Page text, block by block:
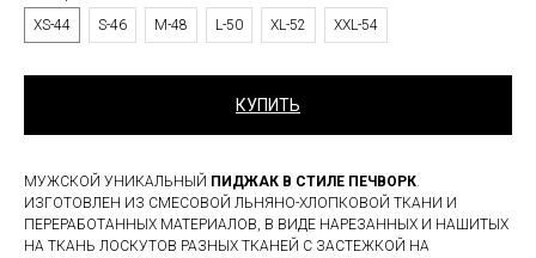
XS-44
S-46 M-48 L-50 XL-52 XXL-54
КУПИТЬ
МУЖСКОЙ УНИКАЛЬНЫЙ ПИДЖАК В СТИЛЕ ПЕЧВОРК.
ИЗГОТОВЛЕН ИЗ СМЕСОВОЙ ЛЬНЯНО-ХЛОПКОВОЙ ТКАНИ И
ПЕРЕРАБОТАННЫХ МАТЕРИАЛОВ, В ВИДЕ НАРЕЗАННЫХ И НАШИТЫХ
НА ТКАНЬ ЛОСКУТОВ РАЗНЫХ ТКАНЕЙ С ЗАСТЕЖКОЙ НА